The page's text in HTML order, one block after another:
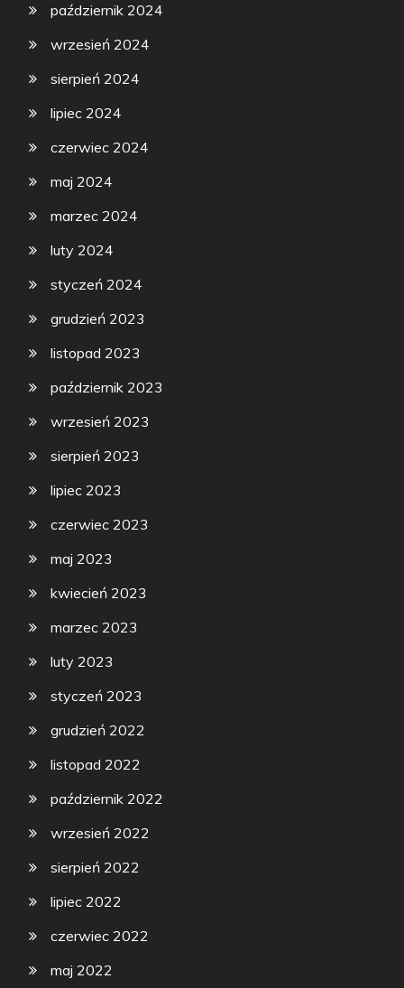
październik 2024
wrzesień 2024
sierpień 2024
lipiec 2024
czerwiec 2024
maj 2024
marzec 2024
luty 2024
styczeń 2024
grudzień 2023
listopad 2023
październik 2023
wrzesień 2023
sierpień 2023
lipiec 2023
czerwiec 2023
maj 2023
kwiecień 2023
marzec 2023
luty 2023
styczeń 2023
grudzień 2022
listopad 2022
październik 2022
wrzesień 2022
sierpień 2022
lipiec 2022
czerwiec 2022
maj 2022